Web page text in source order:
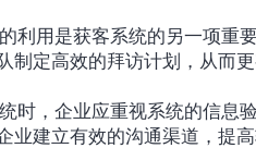
制定高效的拜访计划，从而
业建立有效的沟通渠道，提